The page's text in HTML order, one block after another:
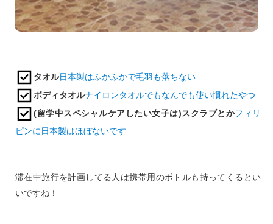
タオル日本製はふかふかで毛羽も落ちない
ボディタオルナイロンタオルでもなんでも使い慣れたやつ
(留学中スペシャルケアしたい女子は)スクラブとかフィリ
ピンに日本製はほぼないです
滞在中旅行を計画してる人は携帯用のボトルも持ってくるとい
いですね！